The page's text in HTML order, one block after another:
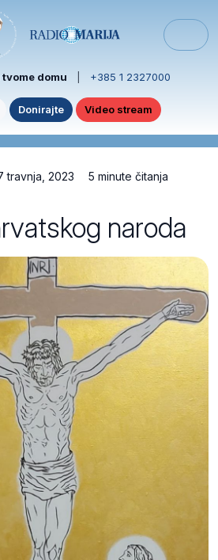
domu +385 1 2327000
Donirajte Video stream
travnja, 2023 5 minute čitanja
naroda